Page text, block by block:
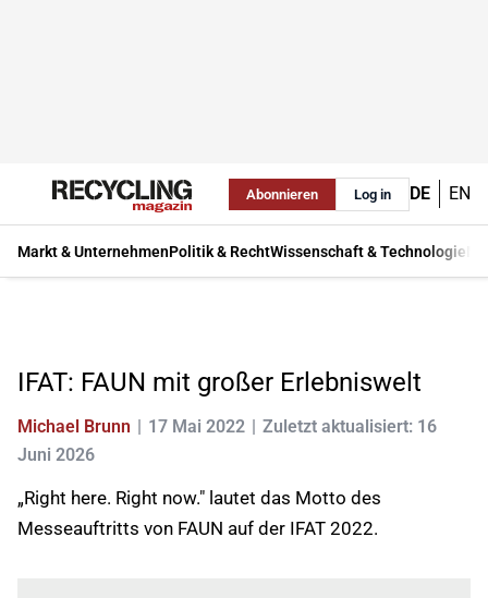
Abonnieren Log in DE EN
Markt & UnternehmenPolitik & RechtWissenschaft & Technologie
IFAT: FAUN mit großer Erlebniswelt
Michael Brunn 17 Mai 2022
Zuletzt aktualisiert: 16
Juni 2026
„Right here. Right now." lautet das Motto des
Messeauftritts von FAUN auf der IFAT 2022.